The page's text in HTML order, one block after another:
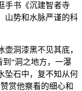
手书《沉建智者寺
山势和水脉严谨的科
洞漆黑不见其底，
到“洞之地方，一瀑
坠石中，复不知从何
赏他察看的细心和